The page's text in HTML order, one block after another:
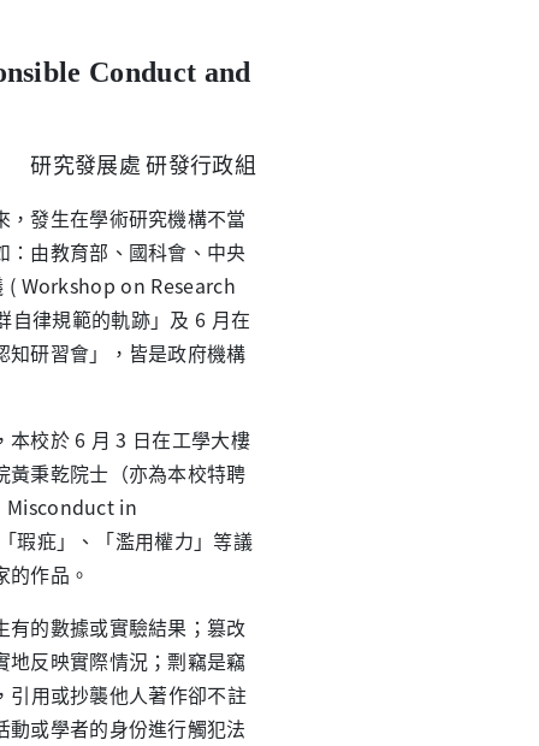
Conduct and
研究發展處 研發行政組
發生在學術研究機構不當
由教育部、國科會、中央
( Workshop on Research
律規範的軌跡」及 6 月在
研習會」，皆是政府機構
校於 6 月 3 日在工學大樓
秉乾院士（亦為本校特聘
Misconduct in
瑕疪」、「濫用權力」等議
作品。
的數據或實驗結果；篡改
反映實際情況；剽竊是竊
用或抄襲他人著作卻不註
或學者的身份進行觸犯法